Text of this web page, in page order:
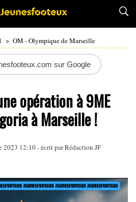
> OM - Olympique de Marseille
sur Google
opération à 9ME
à Marseille !
2023 12:10 - écrit par Rédaction JF